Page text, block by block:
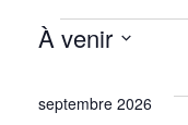
À venir
une
septembre 2026